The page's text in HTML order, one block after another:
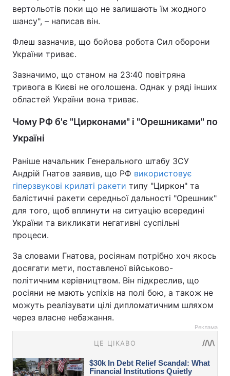
вертольотів поки що не залишають їм жодного
шансу", – написав він.
Флеш зазначив, що бойова робота Сил оборони
України триває.
Зазначимо, що станом на 23:40 повітряна
тривога в Києві не оголошена. Однак у ряді інших
областей України вона триває.
Чому РФ б'є "Цирконами" і "Орешниками" по
Україні
Раніше начальник Генерального штабу ЗСУ
Андрій Гнатов заявив, що РФ використовує
гіперзвукові крилаті ракети типу "Циркон" та
балістичні ракети середньої дальності "Орешник"
для того, щоб вплинути на ситуацію всередині
України та викликати негативні суспільні
процеси.
За словами Гнатова, росіянам потрібно хоч якось
досягати мети, поставленої військово-
політичним керівництвом. Він підкреслив, що
росіяни не мають успіхів на полі бою, а також не
можуть реалізувати цілі дипломатичним шляхом
через власне небажання.
Реклама